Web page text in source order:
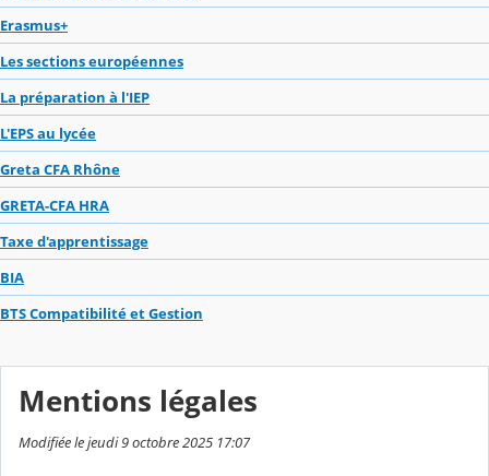
Erasmus+
Les sections européennes
La préparation à l'IEP
L'EPS au lycée
Greta CFA Rhône
GRETA-CFA HRA
Taxe d'apprentissage
BIA
BTS Compatibilité et Gestion
Mentions légales
Modifiée le jeudi 9 octobre 2025 17:07